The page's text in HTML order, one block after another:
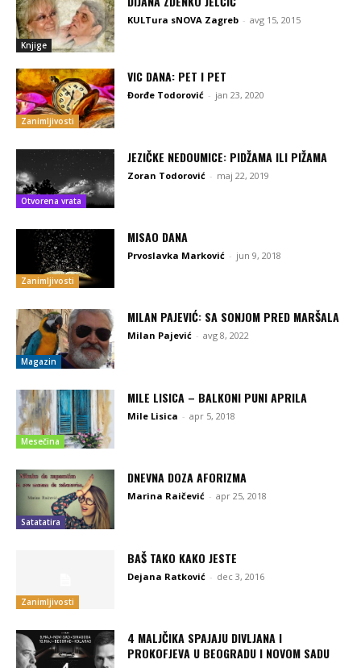
Knjige
KULTura sNOVA Zagreb - avg 15, 2015
Zanimljivosti
VIC DANA: PET I PET
Đorđe Todorović - jan 23, 2020
Otvorena vrata
JEZIČKE NEDOUMICE: PIDŽAMA ILI PIŽAMA
Zoran Todorović - maj 22, 2019
Zanimljivosti
MISAO DANA
Prvoslavka Marković - jun 9, 2018
Magazin
MILAN PAJEVIĆ: SA SONJOM PRED MARŠALA
Milan Pajević - avg 8, 2022
Mesečina
MILE LISICA – BALKONI PUNI APRILA
Mile Lisica - apr 5, 2018
Satatatira
DNEVNA DOZA AFORIZMA
Marina Raičević - apr 25, 2018
Zanimljivosti
BAŠ TAKO KAKO JESTE
Dejana Ratković - dec 3, 2016
4 MALJČIKA SPAJAJU DIVLJANA I
PROKOFJEVA U BEOGRADU I NOVOM SADU